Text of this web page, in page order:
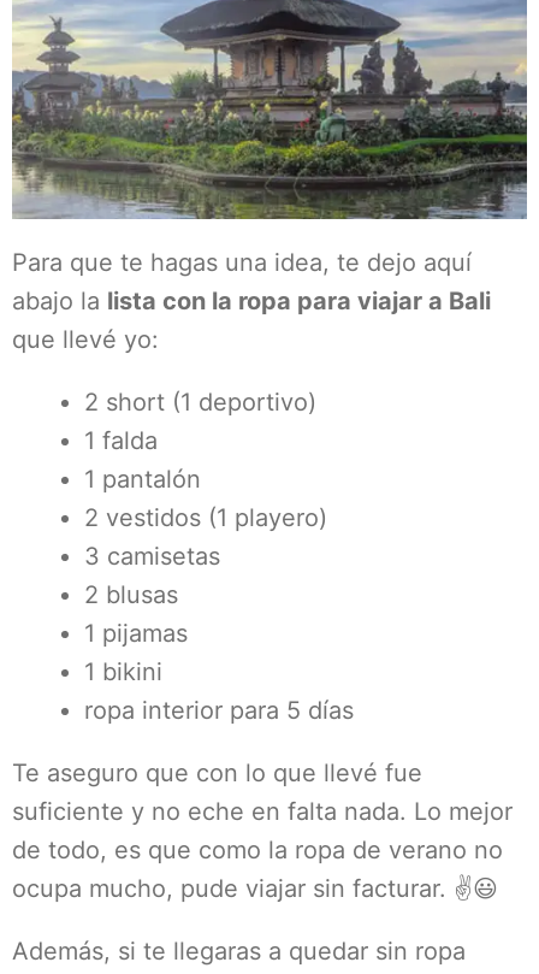
Para que te hagas una idea, te dejo aquí
abajo la lista con la ropa para viajar a Bali
que llevé yo:
2 short (1 deportivo)
1 falda
1 pantalón
2 vestidos (1 playero)
3 camisetas
2 blusas
1 pijamas
1 bikini
ropa interior para 5 días
Te aseguro que con lo que llevé fue
suficiente y no eche en falta nada. Lo mejor
de todo, es que como la ropa de verano no
ocupa mucho, pude viajar sin facturar. ✌😃
Además, si te llegaras a quedar sin ropa